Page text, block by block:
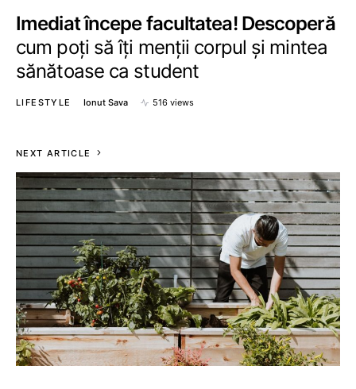
Imediat începe facultatea! Descoperă
cum poți să îți menții corpul și mintea
sănătoase ca student
LIFESTYLE Ionut Sava 516 views
NEXT ARTICLE